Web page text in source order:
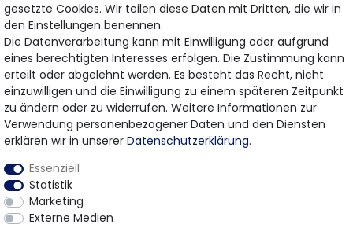
Hiermit bestätige ich, dass ich die Daten­schutz­erklärung
gelesen habe.
Meine Einwilligung kann ich jederzeit widerrufen.
Bezahlung & Versand
gesetzte Cookies. Wir teilen diese Daten mit Dritten, die wir in
den Einstellungen benennen.
Die Datenverarbeitung kann mit Einwilligung oder aufgrund
eines berechtigten Interesses erfolgen. Die Zustimmung kann
erteilt oder abgelehnt werden. Es besteht das Recht, nicht
einzuwilligen und die Einwilligung zu einem späteren Zeitpunkt
zu ändern oder zu widerrufen. Weitere Informationen zur
Verwendung personenbezogener Daten und den Diensten
erklären wir in unserer Daten­schutz­erklärung.
Essenziell
Statistik
Marketing
Externe Medien